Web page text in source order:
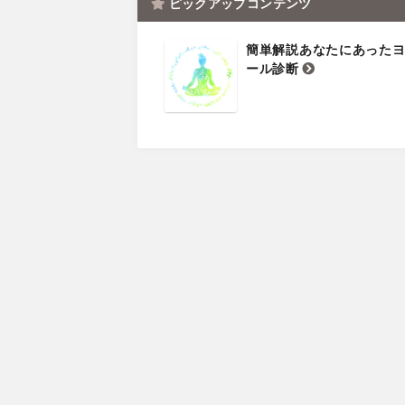
ピックアップコンテンツ
簡単解説あなたにあった
ール診断